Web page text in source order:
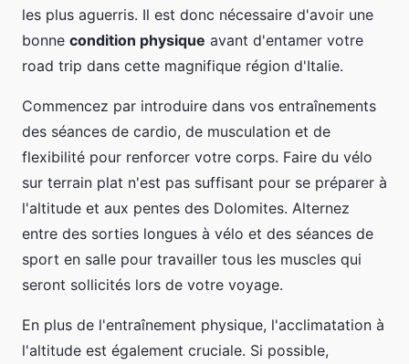
les plus aguerris. Il est donc nécessaire d'avoir une
bonne condition physique avant d'entamer votre
road trip dans cette magnifique région d'Italie.
Commencez par introduire dans vos entraînements
des séances de cardio, de musculation et de
flexibilité pour renforcer votre corps. Faire du vélo
sur terrain plat n'est pas suffisant pour se préparer à
l'altitude et aux pentes des Dolomites. Alternez
entre des sorties longues à vélo et des séances de
sport en salle pour travailler tous les muscles qui
seront sollicités lors de votre voyage.
En plus de l'entraînement physique, l'acclimatation à
l'altitude est également cruciale. Si possible,